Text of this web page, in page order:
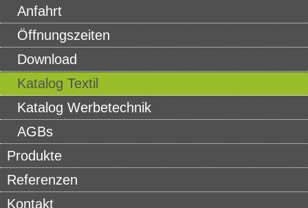
Anfahrt
Öffnungszeiten
Download
Katalog Textil
Katalog Werbetechnik
AGBs
Produkte
Referenzen
Kontakt